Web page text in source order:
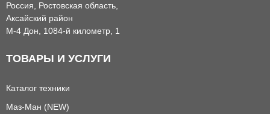
Россия, Ростовская область,
Аксайский район
М-4 Дон, 1084-й километр, 1
ТОВАРЫ И УСЛУГИ
Каталог техники
Маз-Ман (NEW)